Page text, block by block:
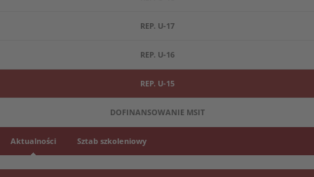
REP. U-17
REP. U-16
REP. U-15
DOFINANSOWANIE MSIT
Aktualności Sztab szkoleniowy